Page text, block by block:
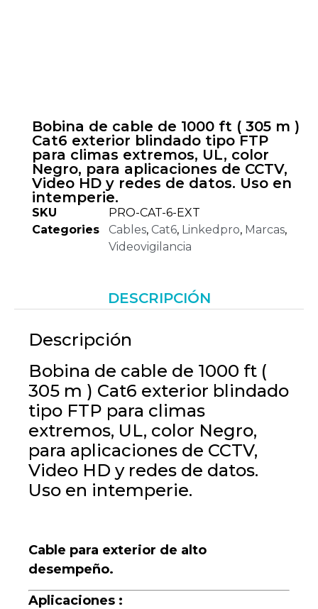
Bobina de cable de 1000 ft ( 305 m )
Cat6 exterior blindado tipo FTP
para climas extremos, UL, color
Negro, para aplicaciones de CCTV,
Video HD y redes de datos. Uso en
intemperie.
SKU
PRO-CAT-6-EXT
Categories
Cables, Cat6, Linkedpro, Marcas,
Videovigilancia
DESCRIPCIÓN
Descripción
Bobina de cable de 1000 ft (
305 m ) Cat6 exterior blindado
tipo FTP para climas
extremos, UL, color Negro,
para aplicaciones de CCTV,
Video HD y redes de datos.
Uso en intemperie.
Cable para exterior de alto
desempeño.
Aplicaciones :